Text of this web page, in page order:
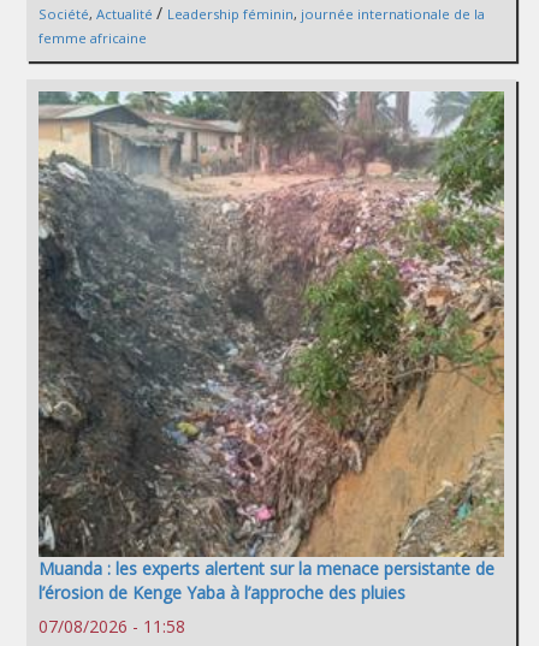
Société, Actualité / Leadership féminin, journée internationale de la
femme africaine
Muanda : les experts alertent sur la menace persistante de
l’érosion de Kenge Yaba à l’approche des pluies
07/08/2026 - 11:58